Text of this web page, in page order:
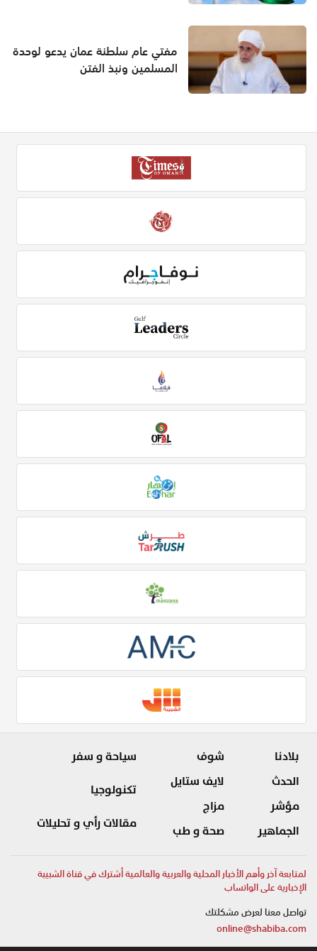
مفتي عام سلطنة عمان يدعو لوحدة
المسلمين ونبذ الفتن
بلادنا
الحدث
مؤشر
الجماهير
شوف
لايف ستايل
مزاج
صحة و طب
سياحة و سفر
تكنولوجيا
مقالات رأي و تحليلات
لمتابعة آخر وأهم الأخبار المحلية والعربية والعالمية أشترك في قناة الشبيبة
الإخبارية على الواتساب
تواصل معنا لعرض مشكلتك
online@shabiba.com